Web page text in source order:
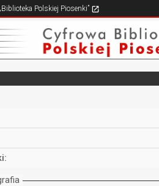
Polskiej Piosenki”